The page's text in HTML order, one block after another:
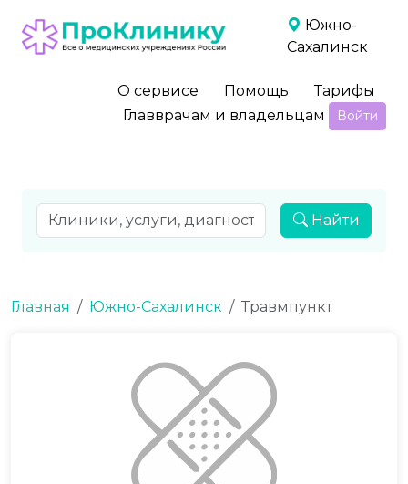
Южно-
Сахалинск
О сервисе Помощь
Тарифы
Главврачам и владельцам
Войти
Найти
Главная Южно-Сахалинск Травмпункт